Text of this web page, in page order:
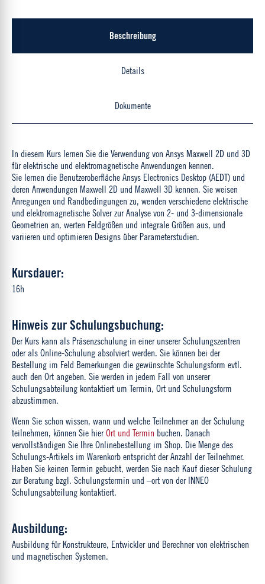
Beschreibung
Details
Dokumente
In diesem Kurs lernen Sie die Verwendung von Ansys Maxwell 2D und 3D
für elektrische und elektromagnetische Anwendungen kennen.
Sie lernen die Benutzeroberfläche Ansys Electronics Desktop (AEDT) und
deren Anwendungen Maxwell 2D und Maxwell 3D kennen. Sie weisen
Anregungen und Randbedingungen zu, wenden verschiedene elektrische
und elektromagnetische Solver zur Analyse von 2- und 3-dimensionale
Geometrien an, werten Feldgrößen und integrale Größen aus, und
variieren und optimieren Designs über Parameterstudien.
Kursdauer:
16h
Hinweis zur Schulungsbuchung:
Der Kurs kann als Präsenzschulung in einer unserer Schulungszentren
oder als Online-Schulung absolviert werden. Sie können bei der
Bestellung im Feld Bemerkungen die gewünschte Schulungsform evtl.
auch den Ort angeben. Sie werden in jedem Fall von unserer
Schulungsabteilung kontaktiert um Termin, Ort und Schulungsform
abzustimmen.
Wenn Sie schon wissen, wann und welche Teilnehmer an der Schulung
teilnehmen, können Sie hierOrt und Termin buchen. Danach
vervollständigen Sie Ihre Onlinebestellung im Shop. Die Menge des
Schulungs-Artikels im Warenkorb entspricht der Anzahl der Teilnehmer.
Haben Sie keinen Termin gebucht, werden Sie nach Kauf dieser Schulung
zur Beratung bzgl. Schulungstermin und –ort von der INNEO
Schulungsabteilung kontaktiert.
Ausbildung:
Ausbildung für Konstrukteure, Entwickler und Berechner von elektrischen
und magnetischen Systemen.